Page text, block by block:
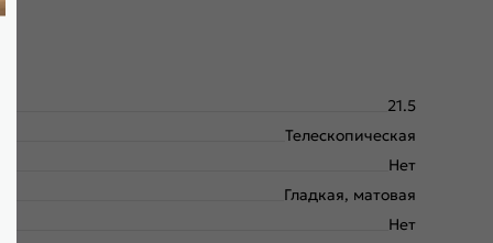
21.5
Телескопическая
Нет
Гладкая, матовая
Нет